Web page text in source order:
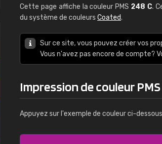
Cette page affiche la couleur PMS 248 C.
du système de couleurs Coated.
Sur ce site, vous pouvez créer vos
Vous n'avez pas encore de compte?
Impression de couleur PMS
Appuyez sur l'exemple de couleur ci-